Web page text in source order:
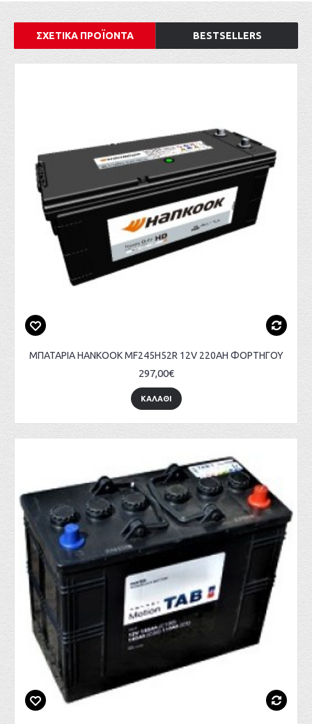
ΣΧΕΤΙΚΑ ΠΡΟΪΟΝΤΑ BESTSELLERS
ΜΠΑΤΑΡΙΑ HANKOOK MF245H52R 12V 220AH ΦΟΡΤΗΓΟΥ
297,00€
ΚΑΛΑΘΙ